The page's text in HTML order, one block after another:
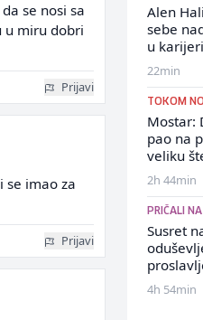
se nosi sa
u miru dobri
Prijavi
se imao za
Prijavi
Alen
sebe
u
22min
TOKOM
Mostar:
pao na
veliku
2h 44min
PRIČALI
Susret
4h 54min